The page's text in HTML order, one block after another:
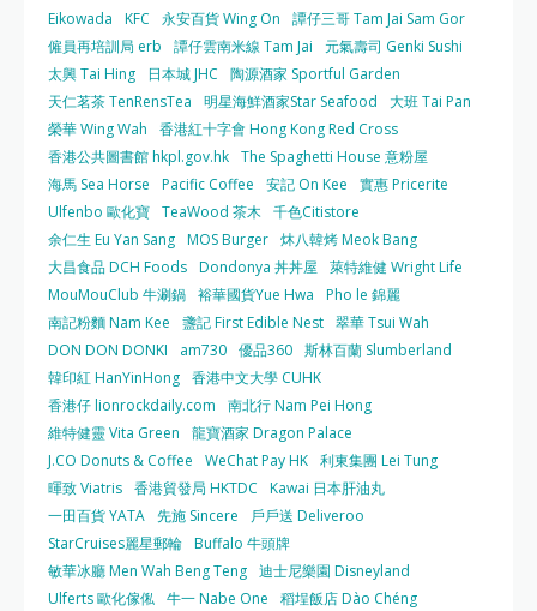
Eikowada
KFC 永安百貨 Wing On
譚仔三哥 Tam Jai Sam Gor
僱員再培訓局 erb
譚仔雲南米線 Tam Jai
元氣壽司 Genki Sushi
太興 Tai Hing
日本城 JHC
陶源酒家 Sportful Garden
天仁茗茶 TenRensTea
明星海鮮酒家Star Seafood
大班 Tai Pan
榮華 Wing Wah
香港紅十字會 Hong Kong Red Cross
香港公共圖書館 hkpl.gov.hk The Spaghetti House 意粉屋
海馬 Sea Horse
Pacific Coffee 安記 On Kee
實惠 Pricerite
Ulfenbo 歐化寶 TeaWood 茶木 千色Citistore
余仁生 Eu Yan Sang MOS Burger 炑八韓烤 Meok Bang
大昌食品 DCH Foods Dondonya 丼丼屋
萊特維健 Wright Life
MouMouClub 牛涮鍋 裕華國貨Yue Hwa
Pho le 錦麗
南記粉麵 Nam Kee
盞記 First Edible Nest 翠華 Tsui Wah
DON DON DONKI
am730 優品360 斯林百蘭 Slumberland
韓印紅 HanYinHong 香港中文大學 CUHK
香港仔 lionrockdaily.com
南北行 Nam Pei Hong
維特健靈 Vita Green
龍寶酒家 Dragon Palace
J.CO Donuts & Coffee
WeChat Pay HK 利東集團 Lei Tung
暉致 Viatris 香港貿發局 HKTDC
Kawai 日本肝油丸
一田百貨 YATA 先施 Sincere
戶戶送 Deliveroo
StarCruises麗星郵輪 Buffalo 牛頭牌
敏華冰廳 Men Wah Beng Teng 迪士尼樂園 Disneyland
Ulferts 歐化傢俬 牛一 Nabe One
稻埕飯店 Dào Chéng